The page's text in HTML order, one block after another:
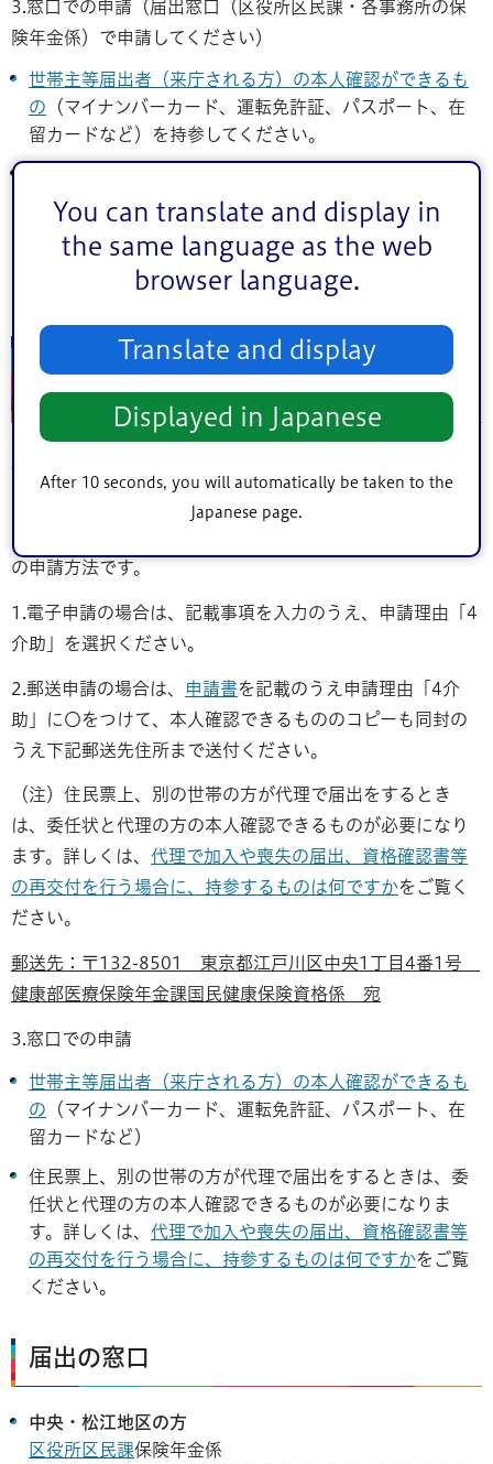
You can translate and display in
the same language as the web
browser language.
Translate and display
Displayed in Japanese
After 10 seconds, you will automatically be taken to the
Japanese page.
3.窓口での申請（届出窓口（区役所区民課・各事務所の保
険年金係）で申請してください）
世帯主等届出者（来庁される方）の本人確認ができるも
の （マイナンバーカード、運転免許証、パスポート、在
留カードなど）を持参してください。
任状と代理の方の本人確認できるものが必要になりま
代理で加入や喪失の届出、資格確認書等
の再交付を行う場合に、持参するものは何ですか をご覧
マイナ保険証の利用が困難な方に、申請
により資格確認書を交付します
施設に入所しているなど、マイナ保険証の利用が困難な方
に、申請により資格確認書を交付します。
の申請方法です。
1.電子申請の場合は、記載事項を入力のうえ、申請理由「4
介助」を選択ください。
2.郵送申請の場合は、 申請書を記載のうえ申請理由「4介
助」に〇をつけて、本人確認できるもののコピーも同封の
うえ下記郵送先住所まで送付ください。
（注）住民票上、別の世帯の方が代理で届出をするとき
は、委任状と代理の方の本人確認できるものが必要になり
ます。詳しくは、 代理で加入や喪失の届出、資格確認書等
の再交付を行う場合に、持参するものは何ですかをご覧く
ださい。
郵送先：〒132-8501 東京都江戸川区中央1丁目4番1号
健康部医療保険年金課国民健康保険資格係 宛
3.窓口での申請
世帯主等届出者（来庁される方）の本人確認ができるも
の （マイナンバーカード、運転免許証、パスポート、在
留カードなど）
住民票上、別の世帯の方が代理で届出をするときは、委
任状と代理の方の本人確認できるものが必要になりま
す。詳しくは、 代理で加入や喪失の届出、資格確認書等
の再交付を行う場合に、持参するものは何ですかをご覧
ください。
届出の窓口
中央・松江地区の方
区役所区民課保険年金係